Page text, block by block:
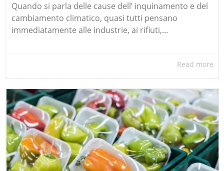
Quando si parla delle cause dell’ inquinamento e del
cambiamento climatico, quasi tutti pensano
immediatamente alle industrie, ai rifiuti,...
Read more